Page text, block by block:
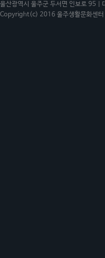
울산광역시 울주군 두서면 인보로
Copyright(c) 2016 울주생활문화센